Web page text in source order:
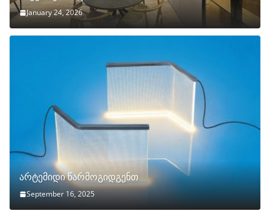
January 24, 2026
არტემიდი წარმოგიდგენთ
September 16, 2025